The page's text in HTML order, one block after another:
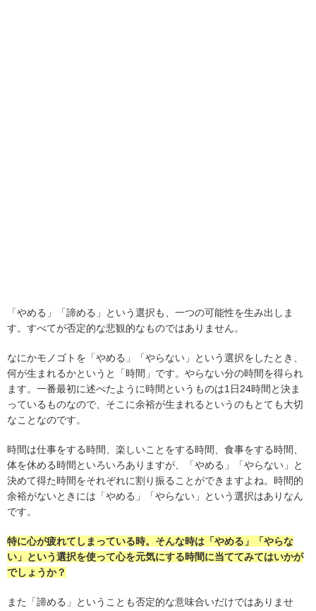
「やめる」「諦める」という選択も、一つの可能性を生み出しま
す。すべてが否定的な悲観的なものではありません。
なにかモノゴトを「やめる」「やらない」という選択をしたとき、
何が生まれるかというと「時間」です。やらない分の時間を得られ
ます。一番最初に述べたように時間というものは1日24時間と決ま
っているものなので、そこに余裕が生まれるというのもとても大切
なことなのです。
時間は仕事をする時間、楽しいことをする時間、食事をする時間、
体を休める時間といろいろありますが、「やめる」「やらない」と
決めて得た時間をそれぞれに割り振ることができますよね。時間的
余裕がないときには「やめる」「やらない」という選択はありなん
です。
特に心が疲れてしまっている時。 そんな時は「やめる」「やらな
い」という選択を使って心を元気にする時間に当ててみてはいかが
でしょうか？
また「諦める」ということも否定的な意味合いだけではありませ